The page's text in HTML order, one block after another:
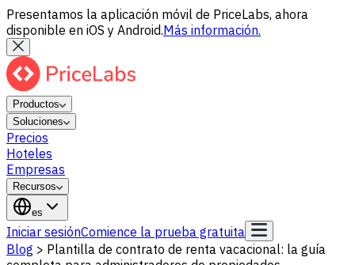
Presentamos la aplicación móvil de PriceLabs, ahora
disponible en iOS y Android.Más información.
Productos
Soluciones
Precios
Hoteles
Empresas
Recursos
es
Iniciar sesiónComience la prueba gratuita
Blog > Plantilla de contrato de renta vacacional: la guía